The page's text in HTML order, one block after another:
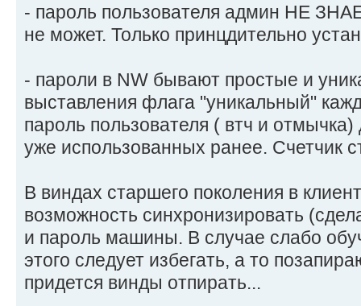
- пароль пользователя админ НЕ
не может. Только принцдительно
- пароли в NW бывают простые и
выставления флага "уникальный"
пароль пользователя ( втч и
уже использованных ранее. Счетчик
В виндах старшего поколения в
возможность синхронизировать
и пароль машины. В случае слабо
этого следует избегать, а то
придется винды отпирать...